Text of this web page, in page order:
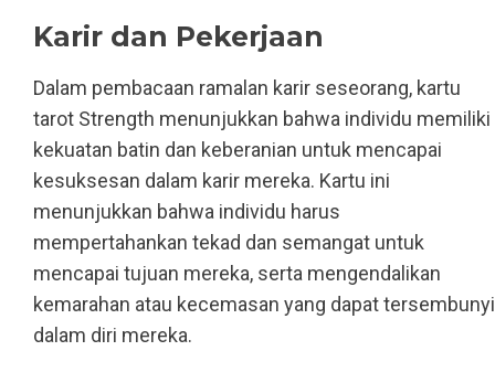
Karir dan Pekerjaan
Dalam pembacaan ramalan karir seseorang, kartu
tarot Strength menunjukkan bahwa individu memiliki
kekuatan batin dan keberanian untuk mencapai
kesuksesan dalam karir mereka. Kartu ini
menunjukkan bahwa individu harus
mempertahankan tekad dan semangat untuk
mencapai tujuan mereka, serta mengendalikan
kemarahan atau kecemasan yang dapat tersembunyi
dalam diri mereka.